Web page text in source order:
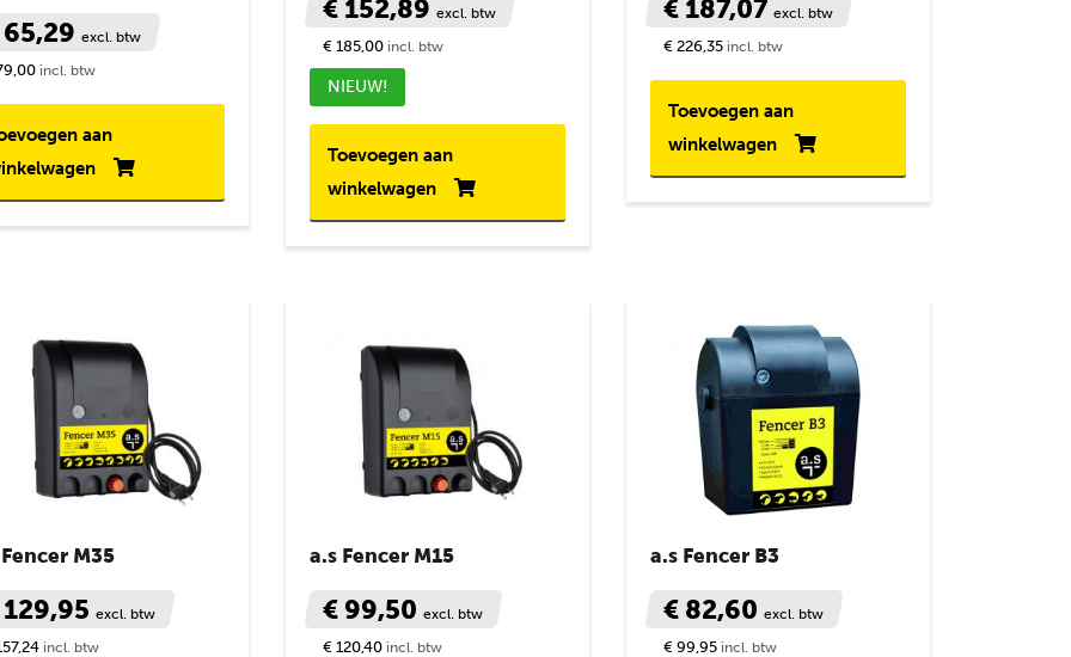
excl. btw
incl. btw
aan
€ 152,89excl. btw
€ 185,00 incl. btw
NIEUW!
Toevoegen aan
winkelwagen
€ 187,07excl. btw
€ 226,35 incl. btw
Toevoegen aan
winkelwagen
M35
excl. btw
incl. btw
a.s Fencer M15
€ 99,50excl. btw
€ 120,40 incl. btw
a.s Fencer B3
€ 82,60excl. btw
€ 99,95 incl. btw